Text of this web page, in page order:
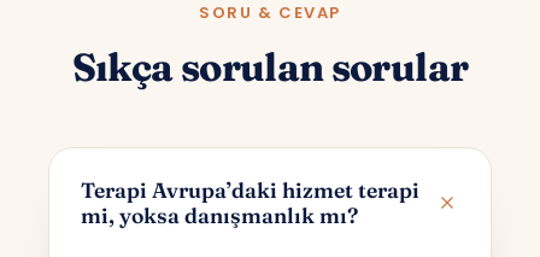
SORU & CEVAP
Sıkça sorulan sorular
Terapi Avrupa’daki hizmet terapi
mi, yoksa danışmanlık mı?